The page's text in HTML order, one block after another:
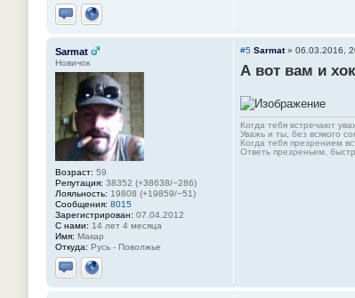
Отправить личное сообщение
Сайт
Sarmat
Новичок
Возраст: 59
Репутация: 38352 (+38638/−286)
Лояльность: 19808 (+19859/−51)
Сообщения: 8015
Зарегистрирован: 07.04.2012
С нами: 14 лет 4 месяца
Имя: Макар
Откуда: Русь - Поволжье
Отправить личное сообщение
Сайт
#5 Sarmat» 06.03.2016,
А вот вам и
Когда тебя встречают
Уважь и ты, без всякого
Когда тебя презрением
Ответь презреньем,